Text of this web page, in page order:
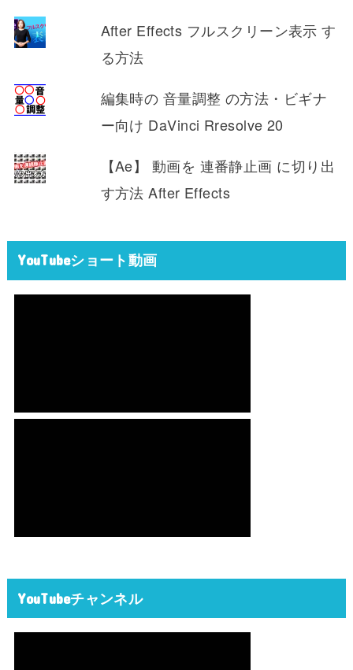
After Effects フルスクリーン表示 す
る方法
編集時の 音量調整 の方法・ビギナ
ー向け DaVinci Rresolve 20
【Ae】 動画を 連番静止画 に切り出
す方法 After Effects
YouTubeショート動画
YouTubeチャンネル